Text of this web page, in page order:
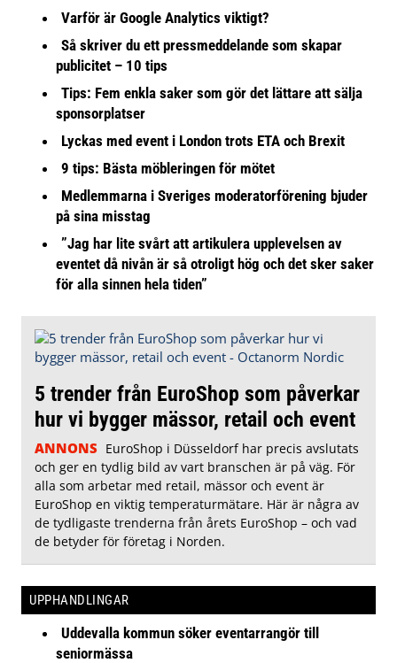
Varför är Google Analytics viktigt?
Så skriver du ett pressmeddelande som skapar
publicitet – 10 tips
Tips: Fem enkla saker som gör det lättare att sälja
sponsorplatser
Lyckas med event i London trots ETA och Brexit
9 tips: Bästa möbleringen för mötet
Medlemmarna i Sveriges moderatorförening bjuder
på sina misstag
”Jag har lite svårt att artikulera upplevelsen av
eventet då nivån är så otroligt hög och det sker saker
för alla sinnen hela tiden”
5 trender från EuroShop som påverkar
hur vi bygger mässor, retail och event
ANNONS EuroShop i Düsseldorf har precis avslutats
och ger en tydlig bild av vart branschen är på väg. För
alla som arbetar med retail, mässor och event är
EuroShop en viktig temperaturmätare. Här är några av
de tydligaste trenderna från årets EuroShop – och vad
de betyder för företag i Norden.
UPPHANDLINGAR
Uddevalla kommun söker eventarrangör till
seniormässa